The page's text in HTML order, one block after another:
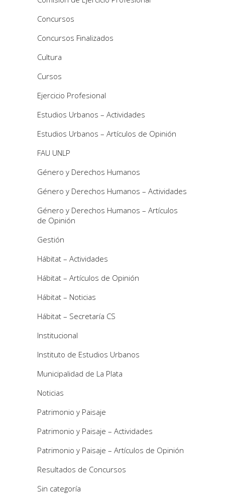
Concursos
Concursos Finalizados
Cultura
Cursos
Ejercicio Profesional
Estudios Urbanos – Actividades
Estudios Urbanos – Artículos de Opinión
FAU UNLP
Género y Derechos Humanos
Género y Derechos Humanos – Actividades
Género y Derechos Humanos – Artículos
de Opinión
Gestión
Hábitat – Actividades
Hábitat – Artículos de Opinión
Hábitat – Noticias
Hábitat – Secretaría CS
Institucional
Instituto de Estudios Urbanos
Municipalidad de La Plata
Noticias
Patrimonio y Paisaje
Patrimonio y Paisaje – Actividades
Patrimonio y Paisaje – Artículos de Opinión
Resultados de Concursos
Sin categoría